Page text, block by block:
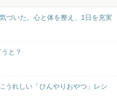
づいた。心と体を整え、1日を充実
と？
うれしい「ひんやりおやつ」レシ